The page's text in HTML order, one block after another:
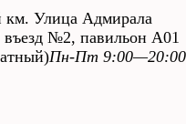
км. Улица Адмирала
№2, павильон А01
Пн-Пт